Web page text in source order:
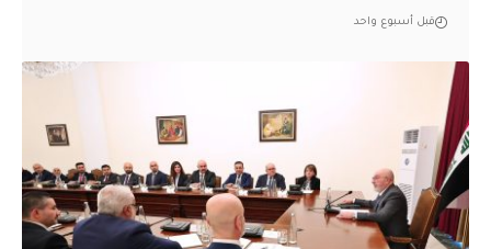
قبل أسبوع واحد